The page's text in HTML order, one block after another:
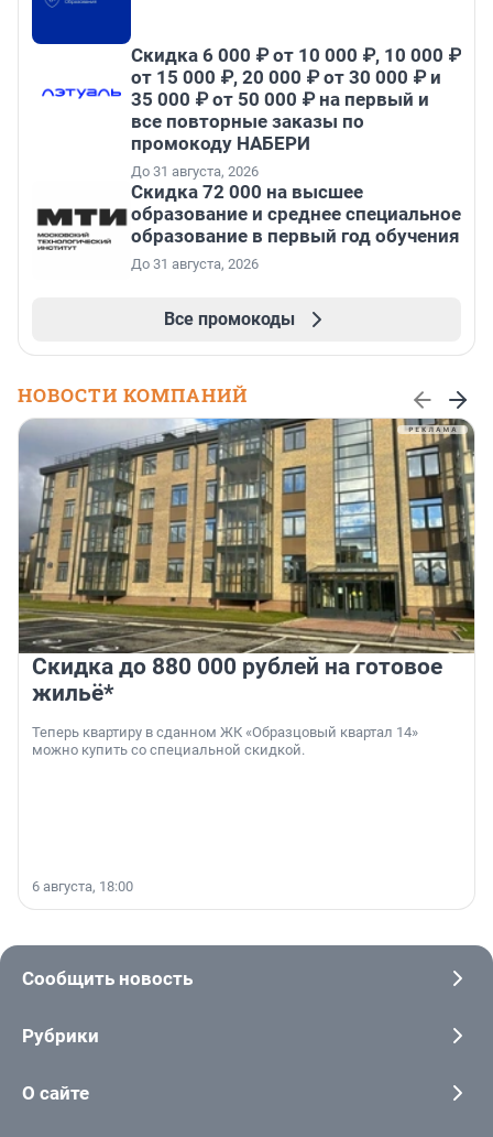
Скидка 6 000 ₽ от 10 000 ₽, 10 000 ₽
от 15 000 ₽, 20 000 ₽ от 30 000 ₽ и
35 000 ₽ от 50 000 ₽ на первый и
все повторные заказы по
промокоду НАБЕРИ
До 31 августа, 2026
Скидка 72 000 на высшее
образование и среднее специальное
образование в первый год обучения
До 31 августа, 2026
Все промокоды
НОВОСТИ КОМПАНИЙ
Скидка до 880 000 рублей на готовое
жильё*
Теперь квартиру в сданном ЖК «Образцовый квартал 14»
можно купить со специальной скидкой.
6 августа, 18:00
Сообщить новость
Рубрики
О сайте